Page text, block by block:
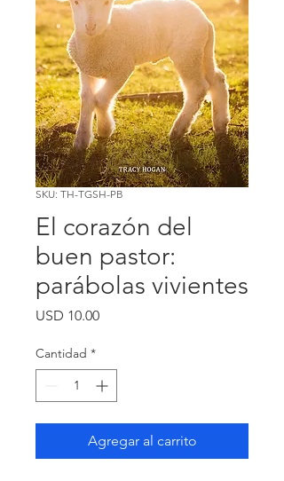
SKU: TH-TGSH-PB
El corazón del
buen pastor:
parábolas vivientes
USD 10.00Precio
Cantidad *
Agregar al carrito